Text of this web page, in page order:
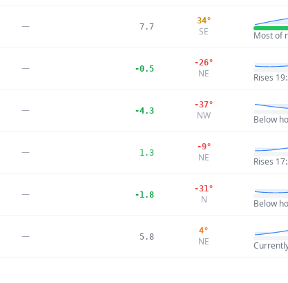
— 7.7
34°
SE Most of
— -0.5
-26°
NE Rises
— -4.3
-37°
NW Below
— 1.3
-9°
NE Rises
— -1.8
-31°
N Below
— 5.8
4°
NE